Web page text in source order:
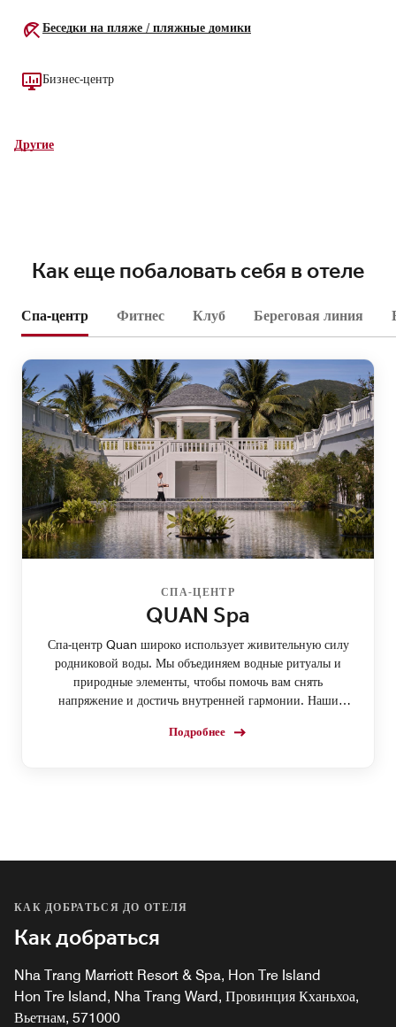
Беседки на пляже / пляжные домики
Бизнес-центр
Другие
Как еще побаловать себя в отеле
Спа-центр Фитнес Клуб Береговая линия
СПА-ЦЕНТР
QUAN Spa
Спа-центр Quan широко использует живительную силу
родниковой воды. Мы объединяем водные ритуалы и
природные элементы, чтобы помочь вам снять
напряжение и достичь внутренней гармонии. Наши
атмосфере спокойствия и чистоты.
Подробнее
КАК ДОБРАТЬСЯ ДО ОТЕЛЯ
Как добраться
Nha Trang Marriott Resort & Spa, Hon Tre Island
Hon Tre Island, Nha Trang Ward, Провинция Кханьхоа,
Вьетнам, 571000